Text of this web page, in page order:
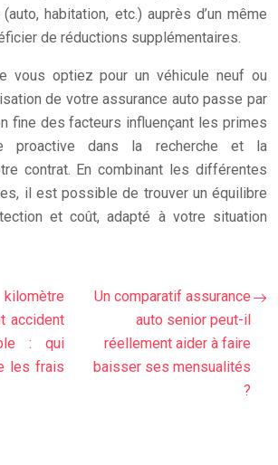
habitation, etc.) auprès d’un même
de réductions supplémentaires.
vous optiez pour un véhicule neuf ou
de votre assurance auto passe par
fine des facteurs influençant les primes
proactive dans la recherche et la
contrat. En combinant les différentes
il est possible de trouver un équilibre
et coût, adapté à votre situation
accident
: qui
les frais
Un comparatif assurance
auto senior peut-il
réellement aider à faire
baisser ses mensualités
?